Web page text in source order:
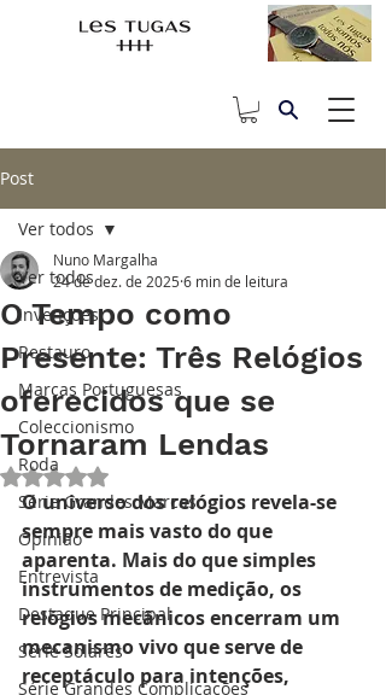
Post
Ver todos
Invenções
Restauro
Marcas Portuguesas
Coleccionismo
Roda
Série Grandes Marcas
Opinião
Entrevista
Destaque Principal
Série Solares
Série Grandes Complicações
Ver todos
O Tempo como
Presente: Três Relógios
oferecidos que se
Tornaram Lendas
Nuno Margalha
24 de dez. de 2025 6 min de leitura
Avaliado com NaN de 5 estrelas.
O universo dos relógios revela-se
sempre mais vasto do que
aparenta. Mais do que simples
instrumentos de medição, os
relógios mecânicos encerram um
mecanismo vivo que serve de
receptáculo para intenções,